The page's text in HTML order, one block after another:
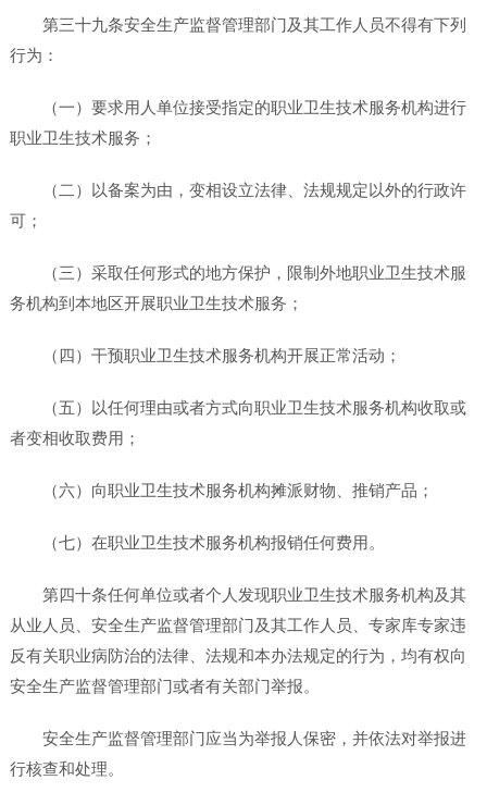
第三十九条安全生产监督管理部门及其工作人员不得有下列
行为：
（一）要求用人单位接受指定的职业卫生技术服务机构进行
职业卫生技术服务；
（二）以备案为由，变相设立法律、法规规定以外的行政许
可；
（三）采取任何形式的地方保护，限制外地职业卫生技术服
务机构到本地区开展职业卫生技术服务；
（四）干预职业卫生技术服务机构开展正常活动；
（五）以任何理由或者方式向职业卫生技术服务机构收取或
者变相收取费用；
（六）向职业卫生技术服务机构摊派财物、推销产品；
（七）在职业卫生技术服务机构报销任何费用。
第四十条任何单位或者个人发现职业卫生技术服务机构及其
从业人员、安全生产监督管理部门及其工作人员、专家库专家违
反有关职业病防治的法律、法规和本办法规定的行为，均有权向
安全生产监督管理部门或者有关部门举报。
安全生产监督管理部门应当为举报人保密，并依法对举报进
行核查和处理。